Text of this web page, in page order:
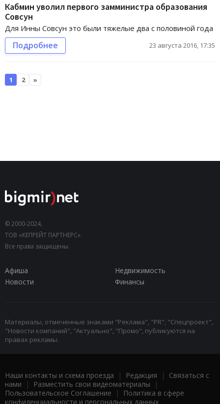
Кабмин уволил первого замминистра образования
Совсун
Для Инны Совсун это были тяжелые два с половиной года
Подробнее 23 августа 2016, 17:35
1 2 »
© 2000-2024,
ТОВ «КЕПРЕЙТ ПАРТНЕРС».
Все права защищены.
Афиша
Недвижимость
Новости
Финансы
Материалы, отмеченные знаками "Реклама", "PR", "Спецпроект",
"Новости компаний", "Актуально", "Промо", публикуются на
правах рекламы.
Наши контакты и схема проезда | Редакция | Связаться с
нами | Разместить свои видеоматериалы |
Пользовательское Соглашение |
Политика в сфере
конфиденциальности и персональных данных